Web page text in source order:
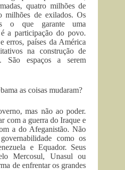
quatro milhões de
milhões de exilados. Os
o que garante uma
a participação do povo.
erros, países da América
na construção de
São espaços a serem
as coisas mudaram?
mas não ao poder.
com a guerra do Iraque e
a do Afeganistão. Não
como os
e Equador. Seus
Mercosul, Unasul ou
de enfrentar os grandes